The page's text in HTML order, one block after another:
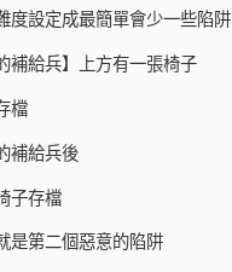
度設定成最簡單會少一些陷阱
補給兵】上方有一張椅子
檔
補給兵後
子存檔
是第二個惡意的陷阱